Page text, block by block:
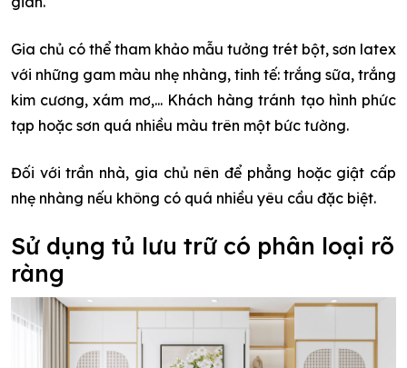
Gia chủ có thể tham khảo mẫu tưởng trét bột, sơn latex
với những gam màu nhẹ nhàng, tinh tế: trắng sữa, trắng
kim cương, xám mơ,... Khách hàng tránh tạo hình phức
tạp hoặc sơn quá nhiều màu trên một bức tường.
Đối với trần nhà, gia chủ nên để phẳng hoặc giật cấp
nhẹ nhàng nếu không có quá nhiều yêu cầu đặc biệt.
Sử dụng tủ lưu trữ có phân loại rõ
ràng